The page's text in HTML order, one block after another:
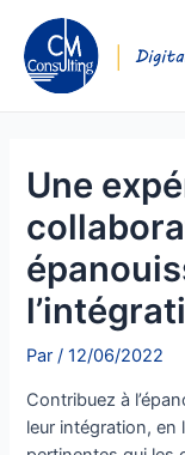
Une
Par/12/06/2022
Contribuez à
leur intégration,